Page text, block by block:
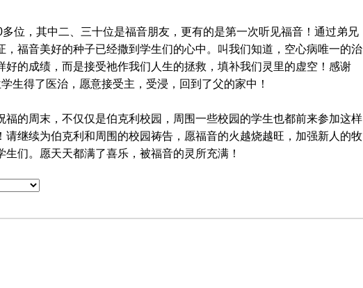
位，其中二、三十位是福音朋友，更有的是第一次听见福音！通过弟兄
，福音美好的种子已经撒到学生们的心中。叫我们知道，空心病唯一的治
好的成绩，而是接受祂作我们人生的拯救，填补我们灵里的虚空！感谢
生得了医治，愿意接受主，受浸，回到了父的家中！
福的周末，不仅仅是伯克利校园，周围一些校园的学生也都前来参加这样
请继续为伯克利和周围的校园祷告，愿福音的火越烧越旺，加强新人的牧
生们。愿天天都满了喜乐，被福音的灵所充满！